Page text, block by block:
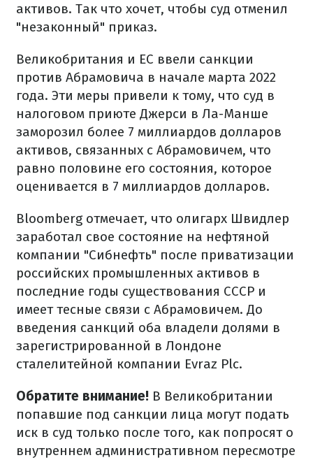
активов. Так что хочет, чтобы суд отменил
"незаконный" приказ.
Великобритания и ЕС ввели санкции
против Абрамовича в начале марта 2022
года. Эти меры привели к тому, что суд в
налоговом приюте Джерси в Ла-Манше
заморозил более 7 миллиардов долларов
активов, связанных с Абрамовичем, что
равно половине его состояния, которое
оценивается в 7 миллиардов долларов.
Bloomberg отмечает, что олигарх Швидлер
заработал свое состояние на нефтяной
компании "Сибнефть" после приватизации
российских промышленных активов в
последние годы существования СССР и
имеет тесные связи с Абрамовичем. До
введения санкций оба владели долями в
зарегистрированной в Лондоне
сталелитейной компании Evraz Plc.
Обратите внимание! В Великобритании
попавшие под санкции лица могут подать
иск в суд только после того, как попросят о
внутреннем административном пересмотре